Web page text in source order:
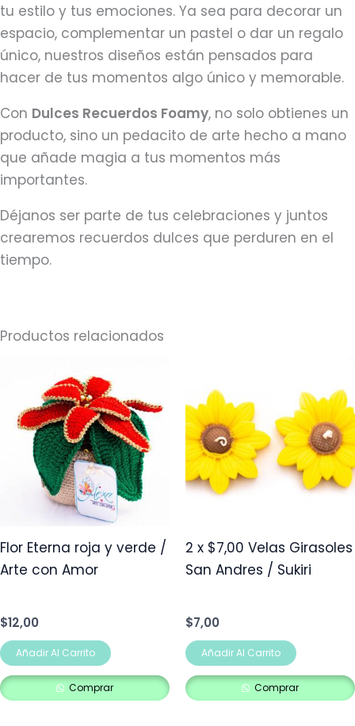
tu estilo y tus emociones. Ya sea para decorar un
espacio, complementar un pastel o dar un regalo
único, nuestros diseños están pensados para
hacer de tus momentos algo único y memorable.
Con Dulces Recuerdos Foamy, no solo obtienes un
producto, sino un pedacito de arte hecho a mano
que añade magia a tus momentos más
importantes.
Déjanos ser parte de tus celebraciones y juntos
crearemos recuerdos dulces que perduren en el
tiempo.
Productos relacionados
Flor Eterna roja y verde /
Arte con Amor
$12,00
Añadir Al Carrito
Comprar
2 x $7,00 Velas Girasoles
San Andres / Sukiri
$7,00
Añadir Al Carrito
Comprar